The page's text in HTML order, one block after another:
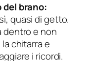
del brano:
quasi di getto.
dentro e non
chitarra e
i ricordi.